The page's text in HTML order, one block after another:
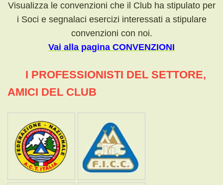
Visualizza le convenzioni che il Club ha stipulato per
i Soci e segnalaci esercizi interessati a stipulare
convenzioni con noi.
Vai alla pagina CONVENZIONI
I PROFESSIONISTI DEL SETTORE,
AMICI DEL CLUB